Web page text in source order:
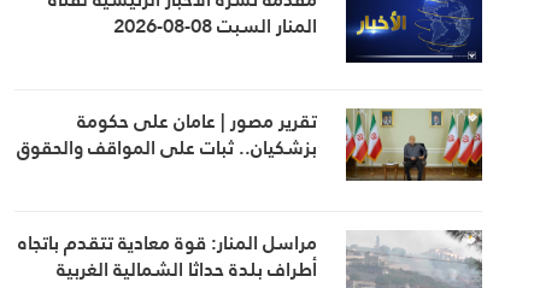
المنار السبت 08-08-2026
تقرير مصور | عامان على حكومة
بزشكيان.. ثبات على المواقف والحقوق
مراسل المنار: قوة معادية تتقدم باتجاه
أطراف بلدة حداثا الشمالية الغربية